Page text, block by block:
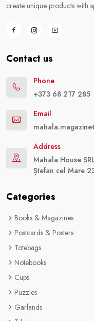
create unique products with
Contact us
Phone
+373 68 217 285
Email
Address
Mahala House
Ștefan cel Mare
Categories
Books & Magazines
Postcards & Posters
Totebags
Notebooks
Cups
Puzzles
Garlands